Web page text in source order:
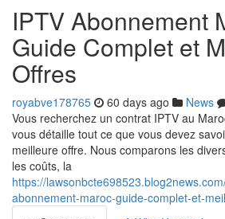
IPTV Abonnement
Guide Complet et
Offres
royabve178765 60 days ago News
Vous recherchez un contrat IPTV au
vous détaille tout ce que vous devez
meilleure offre. Nous comparons les
les coûts, la
https://
abonnement-maroc-guide-complet-et-